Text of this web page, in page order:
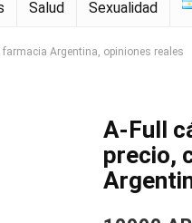
Salud Sexualidad
Argentina, opiniones reales
A-Full
precio,